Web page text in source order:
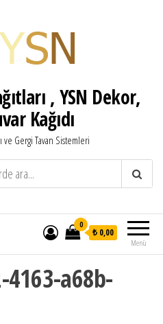
, YSN Dekor,
Kağıdı
ve Gergi Tavan Sistemleri
Menü
0
₺ 0,00
4163-a68b-